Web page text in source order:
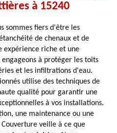
à 15240
sommes fiers d'être les
de chenaux et de
expérience riche et une
à protéger les toits
et les infiltrations d'eau.
utilise des techniques de
qualité pour garantir une
à vos installations.
une maintenance ou une
veille à ce que